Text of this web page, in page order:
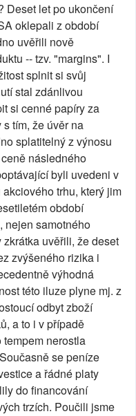
Deset let po ukončení
oklepali z období
uvěřili nově
-- tzv. "margins". I
splnit si svůj
stal zdánlivou
si cenné papíry za
tím, že úvěr na
splatitelný z výnosu
následného
byli uvedeni v
trhu, který jim
období
nejen samotného
uvěřili, že deset
zvýšeného rizika i
výhodná
této iluze plyne mj. z
odbyt zboží
a to i v případě
nerostla
se peníze
a řádné platy
do financování
trzích. Poučili jsme